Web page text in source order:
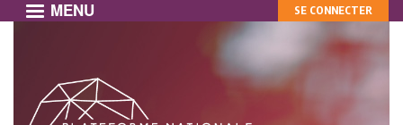
principal
MENU
MON
COMPTE
SE CONNECTER